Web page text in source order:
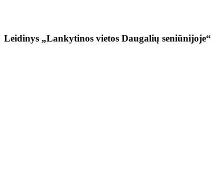
Leidinys „Lankytinos vietos Daugalių seniūnijoje“